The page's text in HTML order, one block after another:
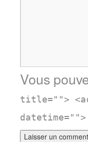
Vous
title="">